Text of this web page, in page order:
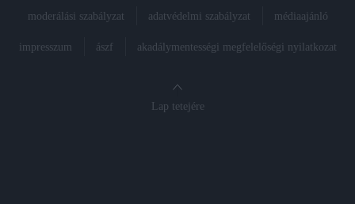
moderálási szabályzat adatvédelmi szabályzat médiaajánló
impresszum ászf akadálymentességi megfelelőségi nyilatkozat
Lap tetejére